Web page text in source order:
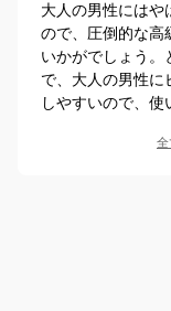
大人の男性にはや
ので、圧倒的な高
いかがでしょう。
で、大人の男性に
しやすいので、
全